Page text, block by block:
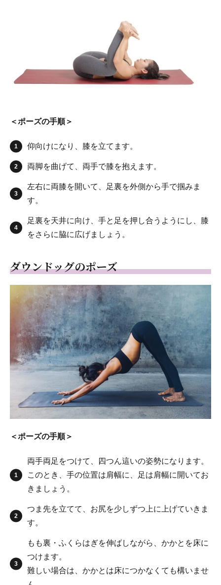
＜ポーズの手順＞
仰向けになり、膝を立てます。
両脚を曲げて、両手で膝を抱えます。
左右に両膝を開いて、足裏を外側から手で掴みま
す。
足裏を天井に向け、手と足を押し合うようにし、膝
をさらに脇に広げましょう。
ダウンドッグのポーズ
＜ポーズの手順＞
両手両足をつけて、四つん這いの姿勢になります。
このとき、手の位置は肩幅に、足は肩幅に開いてお
きましょう。
つま先を立てて、お尻を少しずつ上に上げていきま
す。
もも裏・ふくらはぎを伸ばしながら、かかとを床に
つけます。
難しい場合は、かかとは床につかなくても構いませ